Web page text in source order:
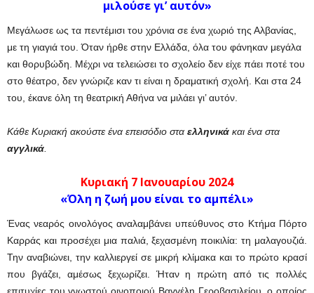
μιλούσε γι’ αυτόν»
Μεγάλωσε ως τα πεντέμισι του χρόνια σε ένα χωριό της Αλβανίας,
με τη γιαγιά του. Όταν ήρθε στην Ελλάδα, όλα του φάνηκαν μεγάλα
και θορυβώδη. Μέχρι να τελειώσει το σχολείο δεν είχε πάει ποτέ του
στο θέατρο, δεν γνώριζε καν τι είναι η δραματική σχολή. Και στα 24
του, έκανε όλη τη θεατρική Αθήνα να μιλάει γι’ αυτόν.
Κάθε Κυριακή ακούστε ένα επεισόδιο στα ελληνικά και ένα στα
αγγλικά
Κυριακή 7 Ιανουαρίου 2024
«Όλη η ζωή μου είναι το αμπέλι»
Ένας νεαρός οινολόγος αναλαμβάνει υπεύθυνος στο Κτήμα Πόρτο
Καρράς και προσέχει μια παλιά, ξεχασμένη ποικιλία: τη μαλαγουζιά.
Την αναβιώνει, την καλλιεργεί σε μικρή κλίμακα και το πρώτο κρασί
που βγάζει, αμέσως ξεχωρίζει. Ήταν η πρώτη από τις πολλές
επιτυχίες του γνωστού οινοποιού Βαγγέλη Γεροβασιλείου, ο οποίος